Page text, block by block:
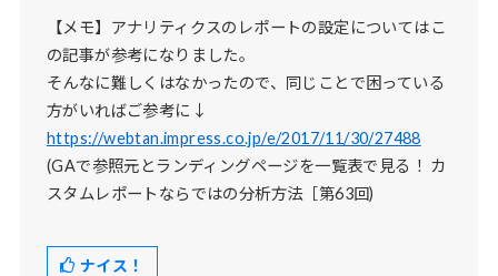
【メモ】アナリティクスのレポートの設定についてはこ
の記事が参考になりました。
そんなに難しくはなかったので、同じことで困っている
方がいればご参考に↓
https://webtan.impress.co.jp/e/2017/11/30/27488
(GAで参照元とランディングページを一覧表で見る！ カ
スタムレポートならではの分析方法［第63回)
ナイス！